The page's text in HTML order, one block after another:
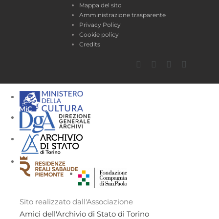
Mappa del sito
Amministrazione trasparente
Privacy Policy
Cookie policy
Credits
Facebook
TwitterYouTube
Sito realizzato dall'Associazione
Amici dell'Archivio di Stato di Torino